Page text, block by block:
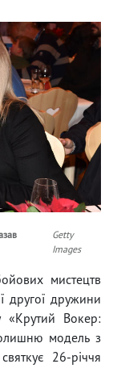
Getty
Images
мистецтв
другої дружини
«Крутий Вокер:
модель з
26-річчя